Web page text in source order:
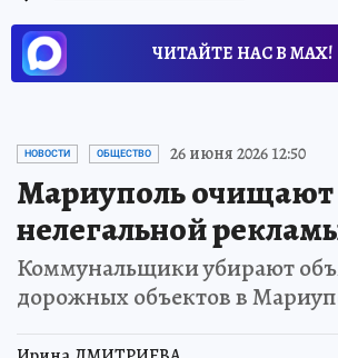
ЧИТАЙТЕ НАС В МАХ!
НОВОСТИ ОБЩЕСТВО 26 июня 2026 12:50
Мариуполь очищают
нелегальной
Коммунальщики убирают
дорожных объектов в